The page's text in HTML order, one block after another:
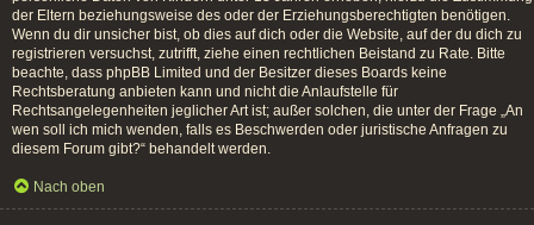
der Eltern beziehungsweise des oder der Erziehungsberechtigten benötigen.
Wenn du dir unsicher bist, ob dies auf dich oder die Website, auf der du dich zu
registrieren versuchst, zutrifft, ziehe einen rechtlichen Beistand zu Rate. Bitte
beachte, dass phpBB Limited und der Besitzer dieses Boards keine
Rechtsberatung anbieten kann und nicht die Anlaufstelle für
Rechtsangelegenheiten jeglicher Art ist; außer solchen, die unter der Frage „An
wen soll ich mich wenden, falls es Beschwerden oder juristische Anfragen zu
diesem Forum gibt?“ behandelt werden.
Nach oben